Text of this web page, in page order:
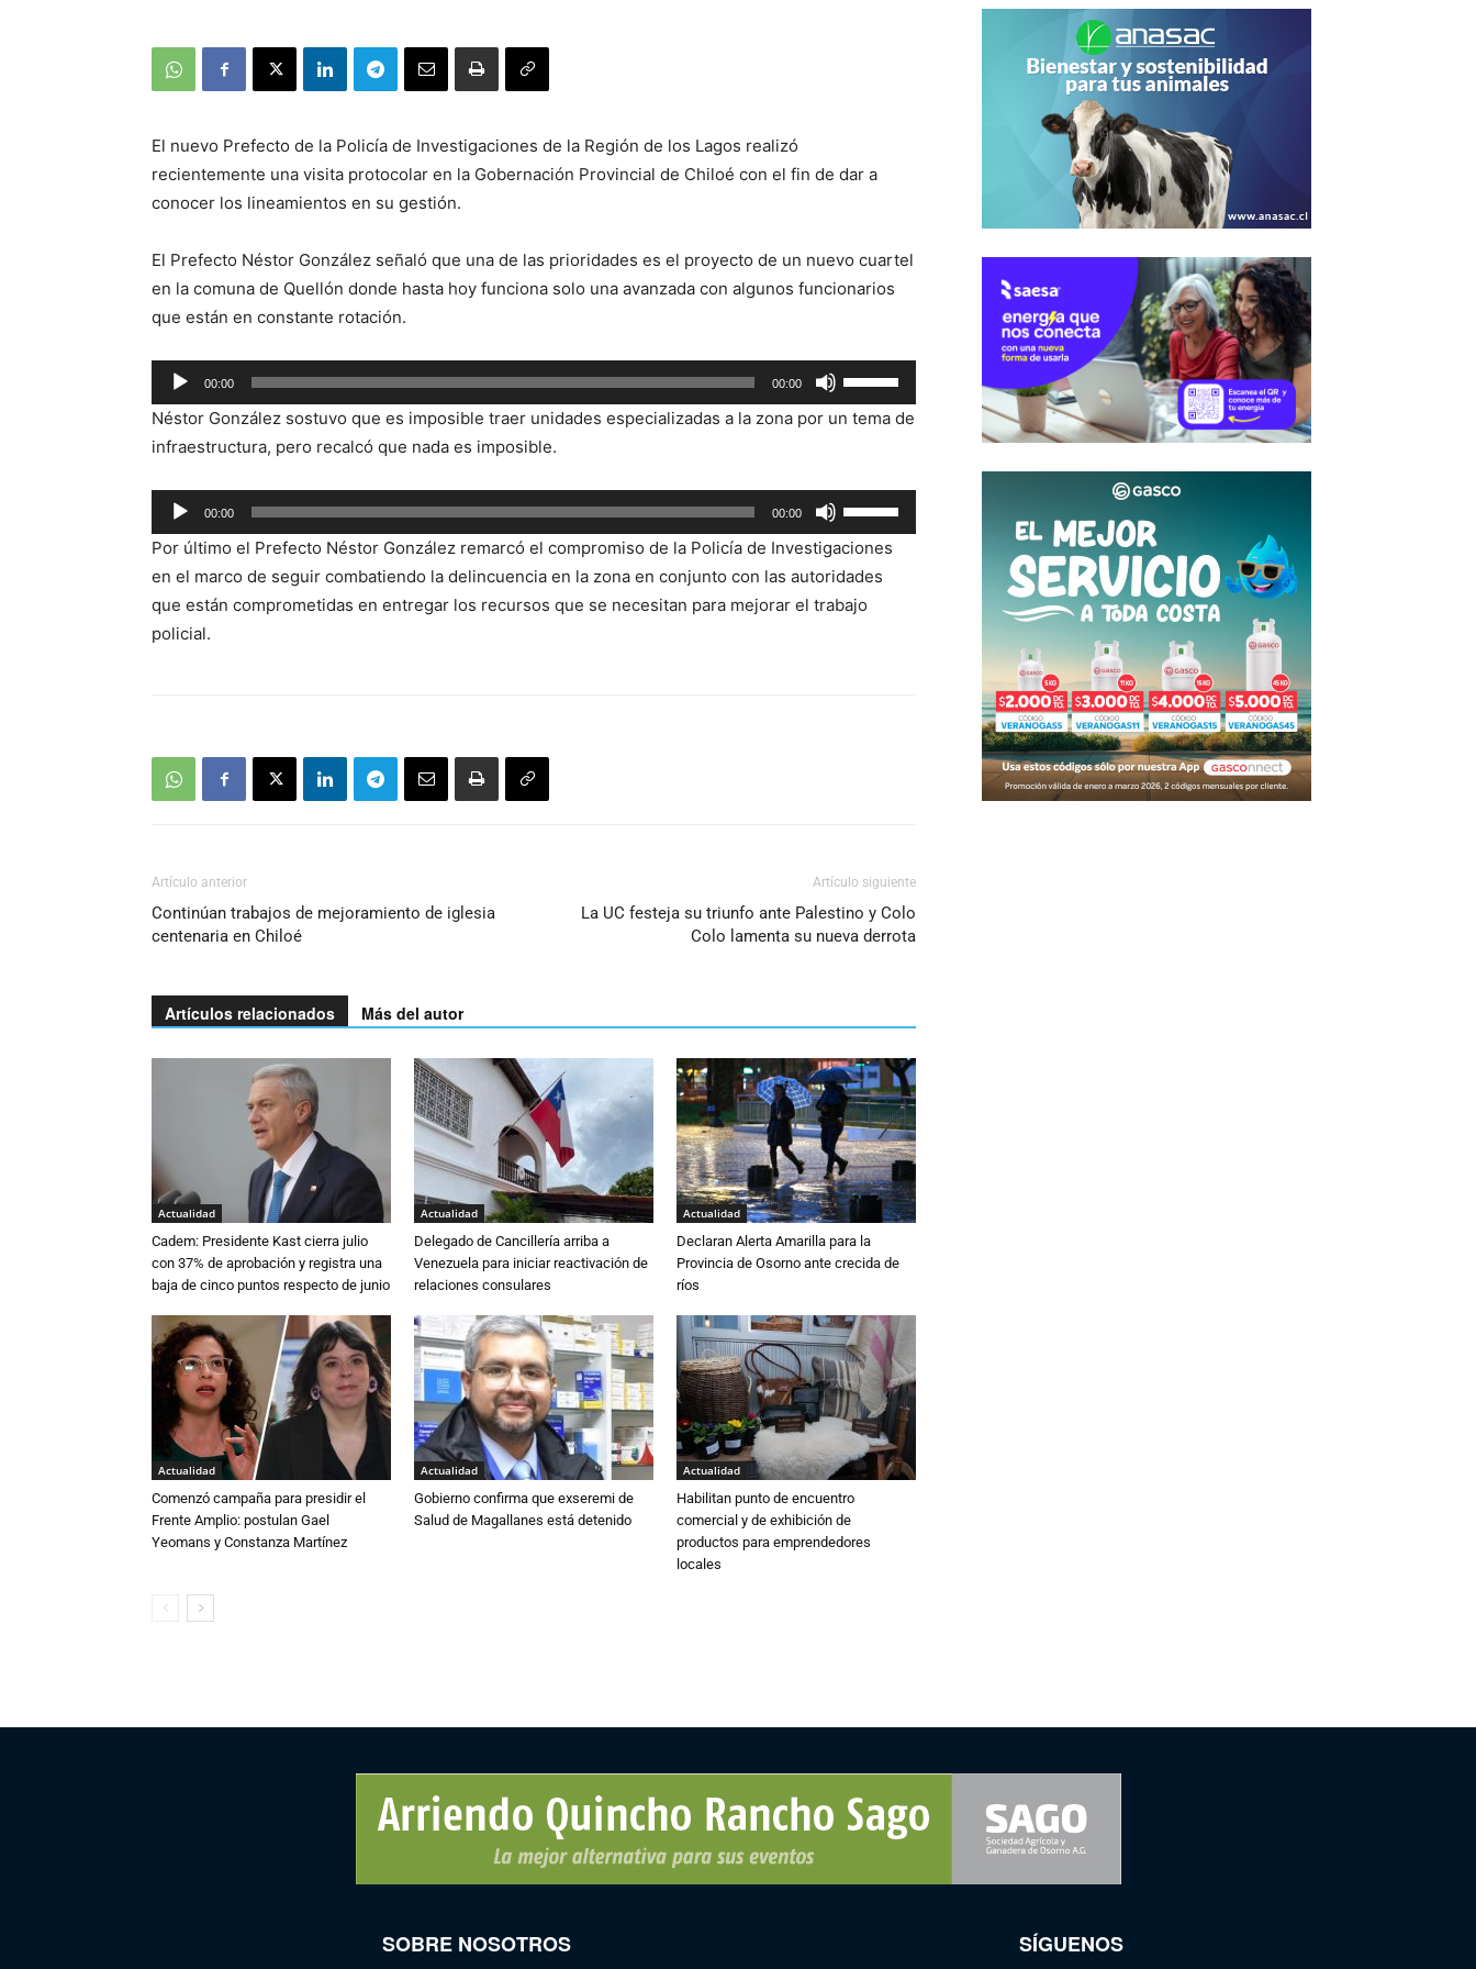
El nuevo Prefecto de la Policía de Investigaciones de la Región de los Lagos realizó
recientemente una visita protocolar en la Gobernación Provincial de Chiloé con el fin de dar a
conocer los lineamientos en su gestión.
El Prefecto Néstor González señaló que una de las prioridades es el proyecto de un nuevo cuartel
en la comuna de Quellón donde hasta hoy funciona solo una avanzada con algunos funcionarios
que están en constante rotación.
Reproductor
de
audio
00:00 00:00
las
teclas
flecha
arriba/abajo
para
aumentar
o
Néstor González sostuvo que es imposible traer unidades especializadas a la zona por un tema de
infraestructura, pero recalcó que nada es imposible.
Reproductor
de
audio
00:00 00:00
las
teclas
de
flecha
Por último el Prefecto Néstor González remarcó el compromiso de la Policía de Investigaciones
en el marco de seguir combatiendo la delincuencia en la zona en conjunto con las autoridades
que están comprometidas en entregar los recursos que se necesitan para mejorar el trabajo
policial.
Artículo anterior
Continúan trabajos de mejoramiento de iglesia
centenaria en Chiloé
Artículo siguiente
La UC festeja su triunfo ante Palestino y Colo
Colo lamenta su nueva derrota
Artículos relacionados Más del autor
Actualidad
Cadem: Presidente Kast cierra julio
con 37% de aprobación y registra una
baja de cinco puntos respecto de junio
Actualidad
Delegado de Cancillería arriba a
Venezuela para iniciar reactivación de
relaciones consulares
Actualidad
Declaran Alerta Amarilla para la
Provincia de Osorno ante crecida de
ríos
Actualidad
Comenzó campaña para presidir el
Frente Amplio: postulan Gael
Yeomans y Constanza Martínez
Actualidad
Gobierno confirma que exseremi de
Salud de Magallanes está detenido
Actualidad
Habilitan punto de encuentro
comercial y de exhibición de
productos para emprendedores
locales
SOBRE NOSOTROS SÍGUENOS